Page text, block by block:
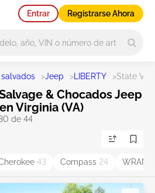
Entrar Registrarse Ahora
>Jeep > LIBERTY >State VA
& Chocados Jeep
Virginia (VA)
de 44
43 Compass 24